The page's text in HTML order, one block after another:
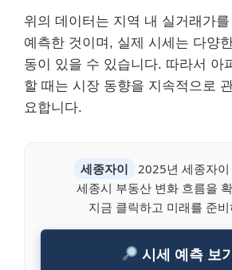
위의 데이터는 지역 내 실거래가
예측한 것이며, 실제 시세는 다양
동이 있을 수 있습니다. 따라서 아
할 때는 시장 동향을 지속적으로
요합니다.
세종자이
2025년 세종자
세종시 부동산 변화 흐름을
지금 클릭하고 미래를 준
시세 예측 보